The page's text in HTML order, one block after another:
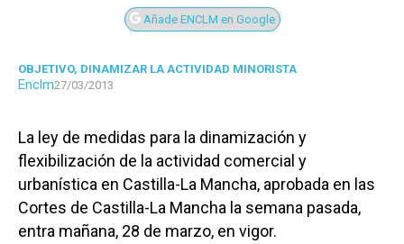
Añade ENCLM en Google
OBJETIVO, DINAMIZAR LA ACTIVIDAD MINORISTA
Enclm27/03/2013
La ley de medidas para la dinamización y
flexibilización de la actividad comercial y
urbanística en Castilla-La Mancha, aprobada en las
Cortes de Castilla-La Mancha la semana pasada,
entra mañana, 28 de marzo, en vigor.